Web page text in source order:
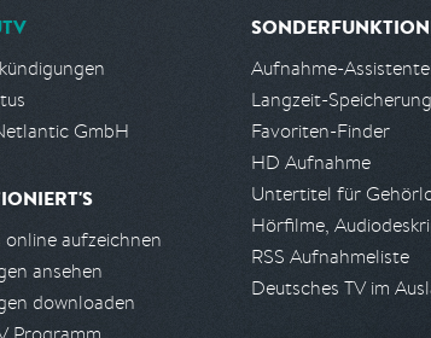
GmbH
online aufzeichnen
ansehen
downloaden
Aufnahme-
Langzeit-Speicherung
Favoriten-Finder
HD Aufnahme
Untertitel für
Hörfilme,
RSS Aufnahmeliste
Deutsches TV im